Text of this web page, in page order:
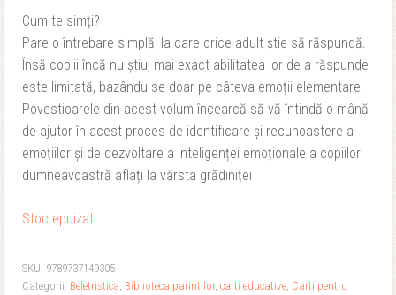
fost:
65,00 lei.
Cum te simți?
Pare o întrebare simplă, la care orice adult știe să răspundă.
Însă copiii încă nu știu, mai exact abilitatea lor de a răspunde
este limitată, bazându-se doar pe câteva emoții elementare.
Povestioarele din acest volum încearcă să vă întindă o mână
de ajutor în acest proces de identificare și recunoastere a
emoțiilor și de dezvoltare a inteligenței emoționale a copiilor
dumneavoastră aflați la vârsta grădiniței
Stoc epuizat
SKU: 9789737149305
Categorii: Beletristica Biblioteca parintilor, carti educative Carti pentru